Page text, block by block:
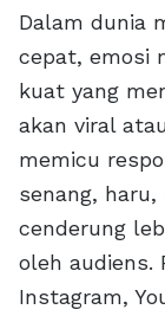
Dalam dunia
cepat, emosi
kuat yang
akan viral
memicu
senang,
cenderung
oleh audiens.
Instagram,